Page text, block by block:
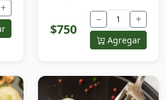
+
$750
− +
Agregar